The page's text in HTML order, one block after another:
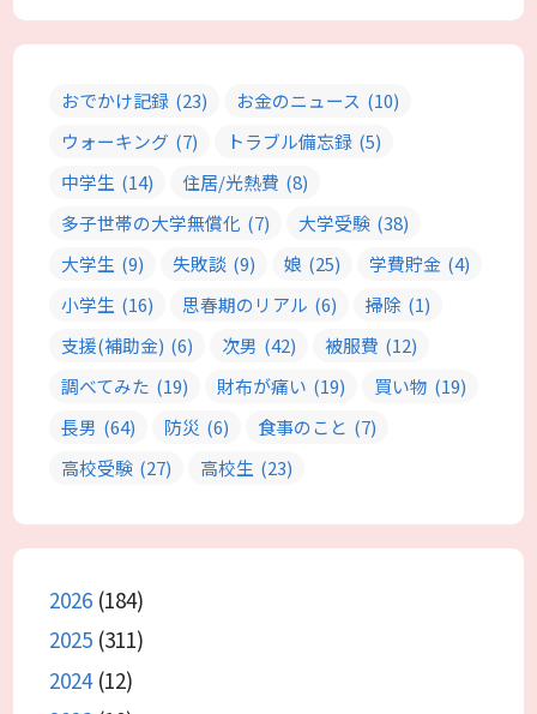
おでかけ記録 (23) お金のニュース (10)
ウォーキング (7) トラブル備忘録 (5)
中学生 (14) 住居/光熱費 (8)
多子世帯の大学無償化 (7) 大学受験 (38)
大学生 (9) 失敗談 (9) 娘 (25) 学費貯金 (4)
小学生 (16) 思春期のリアル (6) 掃除 (1)
支援(補助金) (6) 次男 (42) 被服費 (12)
調べてみた (19) 財布が痛い (19) 買い物 (19)
長男 (64) 防災 (6) 食事のこと (7)
高校受験 (27) 高校生 (23)
2026 (184)
2025 (311)
2024(12)